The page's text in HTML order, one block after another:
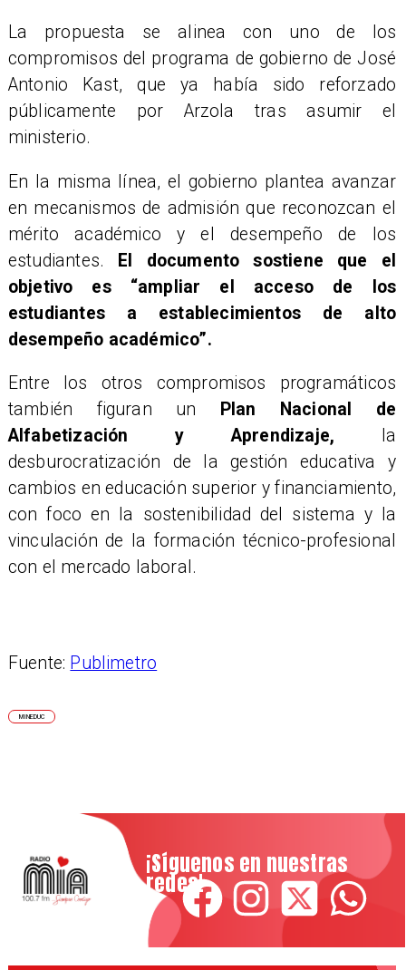
La propuesta se alinea con uno de los
compromisos del programa de gobierno de José
Antonio Kast, que ya había sido reforzado
públicamente por Arzola tras asumir el
ministerio.
En la misma línea, el gobierno plantea avanzar
en mecanismos de admisión que reconozcan el
mérito académico y el desempeño de los
estudiantes. El documento sostiene que el
objetivo es “ampliar el acceso de los
estudiantes a establecimientos de alto
desempeño académico”.
Entre los otros compromisos programáticos
también figuran un
Plan Nacional de
Alfabetización y Aprendizaje, la
desburocratización de la gestión educativa y
cambios en educación superior y financiamiento,
con foco en la sostenibilidad del sistema y la
vinculación de la formación técnico-profesional
con el mercado laboral.
Fuente: Publimetro
MINEDUC
¡Síguenos en nuestras
redes!